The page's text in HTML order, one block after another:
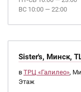
ВС 10:00 — 22:00
Sister's, Минск,
в ТРЦ «Галилео»,
Этаж